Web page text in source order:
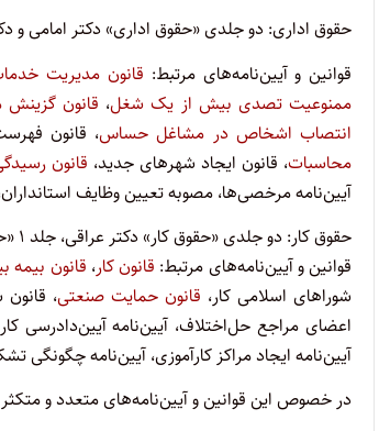
حقوق اداری: دو جلدی «حقوق اداری» دکتر امامی و
قوانین و آیین‌نامه‌های مرتبط: قانون مدیریت
ممنوعیت تصدی بیش از یک شغل، قانون گزینش
انتصاب اشخاص در مشاغل حساس، قانون
محاسبات، قانون ایجاد شهرهای جدید، قانون
آیین‌نامه مرخصی‌ها، مصوبه تعیین وظایف
حقوق کار: دو جلدی «حقوق کار» دکتر عراقی، جلد ۱ «حقوق کار» دکتر رفیعی(منبع تکمیلی)، «کار شایسته» دکتر ابدی.
قوانین و آیین‌نامه‌های مرتبط: قانون کار، قانون بیمه
شوراهای اسلامی کار، قانون حمایت صنعتی،
اعضای مراجع حل‌اختلاف، آیین‌نامه آیین‌دادرسی
آیین‌نامه ایجاد مراکز کارآموزی، آیین‌نامه چگونگی
در خصوص این قوانین و آیین‌نامه‌های متعدد و متکثر